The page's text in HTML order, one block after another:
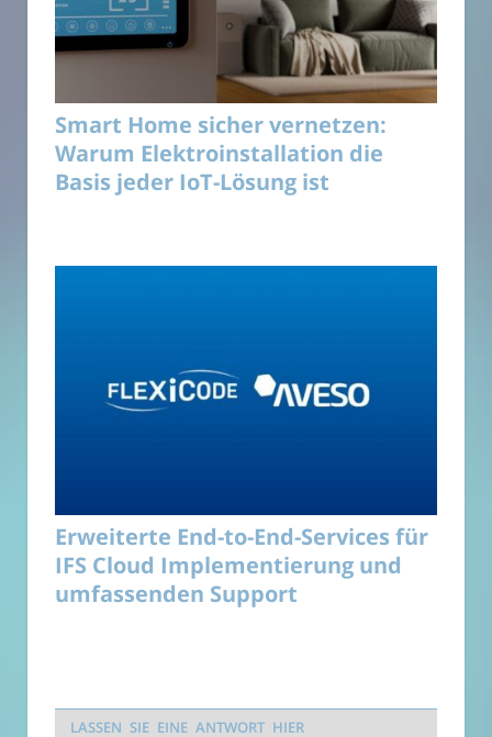
Smart Home sicher vernetzen:
Warum Elektroinstallation die
Basis jeder IoT-Lösung ist
Erweiterte End-to-End-Services für
IFS Cloud Implementierung und
umfassenden Support
LASSEN SIE EINE ANTWORT HIER